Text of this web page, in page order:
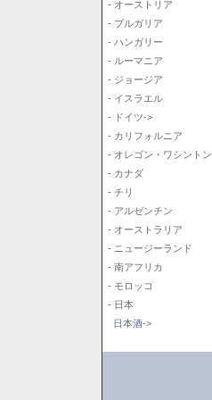
- オーストリア
- ブルガリア
- ハンガリー
- ルーマニア
- ジョージア
- イスラエル
- ドイツ->
- カリフォルニア
- オレゴン・ワシントン
- カナダ
- チリ
- アルゼンチン
- オーストラリア
- ニュージーランド
- 南アフリカ
- モロッコ
- 日本
日本酒->